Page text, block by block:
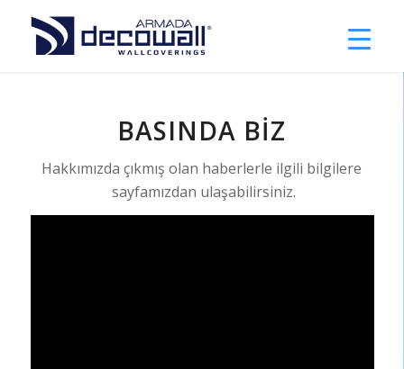
BASINDA BİZ
Hakkımızda çıkmış olan haberlerle ilgili bilgilere
sayfamızdan ulaşabilirsiniz.